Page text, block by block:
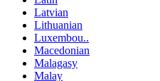
Latvian
Lithuanian
Luxembou..
Macedonian
Malagasy
Malay